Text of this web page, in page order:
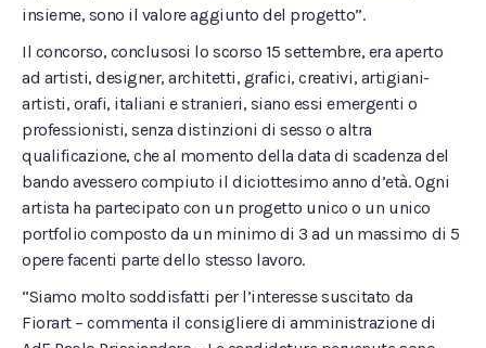
insieme, sono il valore aggiunto del progetto”.
Il concorso, conclusosi lo scorso 15 settembre, era aperto
ad artisti, designer, architetti, grafici, creativi, artigiani-
artisti, orafi, italiani e stranieri, siano essi emergenti o
professionisti, senza distinzioni di sesso o altra
qualificazione, che al momento della data di scadenza del
bando avessero compiuto il diciottesimo anno d’età. Ogni
artista ha partecipato con un progetto unico o un unico
portfolio composto da un minimo di 3 ad un massimo di 5
opere facenti parte dello stesso lavoro.
“Siamo molto soddisfatti per l’interesse suscitato da
Fiorart – commenta il consigliere di amministrazione di